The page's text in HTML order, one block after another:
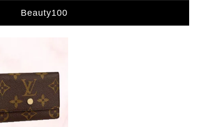
Beauty100